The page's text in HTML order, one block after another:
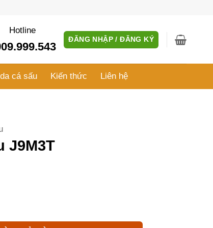
Hotline
ĐĂNG NHẬP / ĐĂNG KÝ
cá sấu Kiến thức Liên hệ
J9M3T